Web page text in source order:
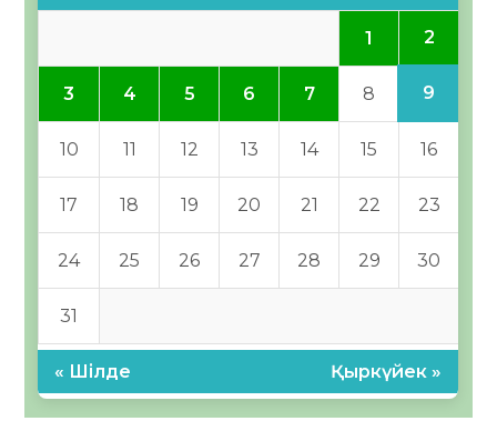
1 2
3 4 5 6 7 8 9
10 11 12 13 14 15 16
17 18 19 20 21 22 23
24 25 26 27 28 29 30
31
« Шілде Қыркүйек »